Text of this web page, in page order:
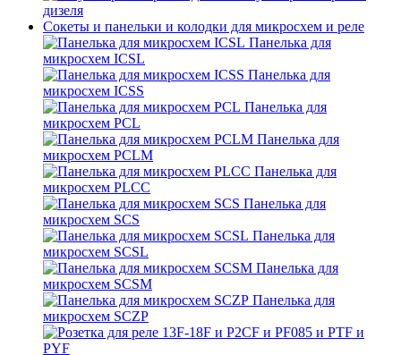
дизеля
Сокеты и панельки и колодки для микросхем и реле
Панелька для
микросхем ICSL
Панелька для
микросхем ICSS
Панелька для
микросхем PCL
Панелька для
микросхем PCLM
Панелька для
микросхем PLCC
Панелька для
микросхем SCS
Панелька для
микросхем SCSL
Панелька для
микросхем SCSM
Панелька для
микросхем SCZP